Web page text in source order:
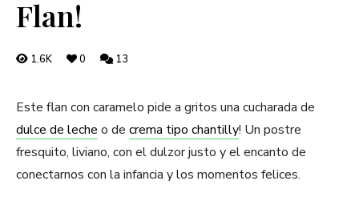
Flan!
1.6K 0 13
Este flan con caramelo pide a gritos una cucharada de
dulce de leche o de crema tipo chantilly! Un postre
fresquito, liviano, con el dulzor justo y el encanto de
conectarnos con la infancia y los momentos felices.